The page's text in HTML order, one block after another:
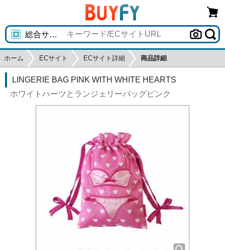
ホーム ECサイト ECサイト詳細 商品詳細
LINGERIE BAG PINK WITH WHITE HEARTS
ホワイトハーツとランジェリーバッグピンク